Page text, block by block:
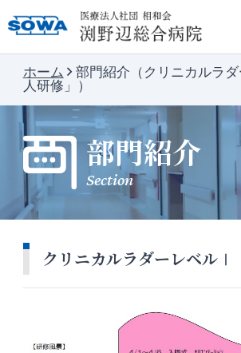
ホーム
部門紹介（クリニカルラ
人研修」）
部門紹介
Section
クリニカルラダーレベルⅠ